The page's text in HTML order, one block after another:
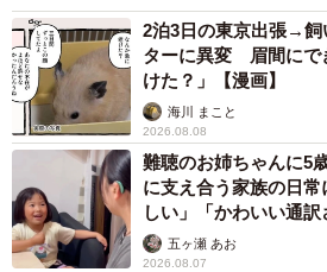
た。遺骨は一生手元に置きます」と
られていた。「メダカでさえ」とい
が、愛情をかけている人にとっては
だ。
2泊3日の東京出張→飼
ターに異変 眉間にで
けた？」【漫画】
海川 まこと
2026.08.08
難聴のお姉ちゃんに5
に支え合う家族の日
しい」「かわいい通訳
五ヶ瀬 あお
2026.08.07